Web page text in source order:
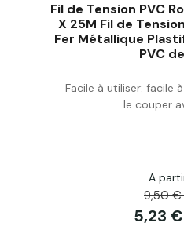
Fil de Tension PVC
X 25M Fil de
Fer Métallique
PVC
Facile à utiliser: facile
le couper
A
9,50 €
5,23